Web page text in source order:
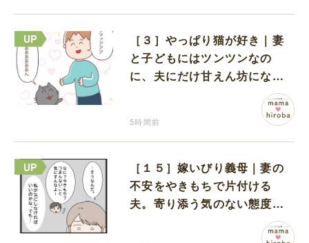
［３］やっぱり猫が好き｜妻
と子どもにはツンツンなの
に、夫にだけ甘えん坊になる
5時間前
［１５］嫁いびり義母｜妻の
不安をやきもちで片付ける
夫。寄り添う気のない態度に